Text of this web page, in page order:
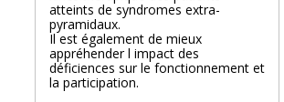
atteints de syndromes extra-
pyramidaux.
Il est également de mieux
appréhender l impact des
déficiences sur le fonctionnement et
la participation.